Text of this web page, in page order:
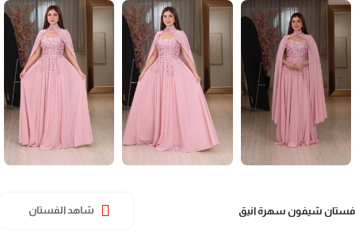
شيفون سهرة انيق شاهد الفستان